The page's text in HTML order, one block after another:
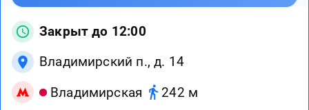
Закрыт до 12:00
Владимирский п., д. 14
Владимирская
242 м